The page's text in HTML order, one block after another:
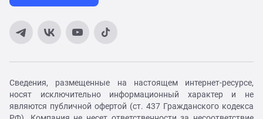
Сведения, размещенные на настоящем интернет-ресурсе,
носят исключительно информационный характер и не
являются публичной офертой (ст. 437 Гражданского кодекса